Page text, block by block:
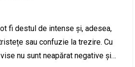
fi destul de intense și, adesea,
sau confuzie la trezire. Cu
nu sunt neapărat negative și…